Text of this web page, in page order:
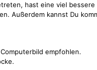
hast eine viel
Außerdem kannst Du
empfohlen.